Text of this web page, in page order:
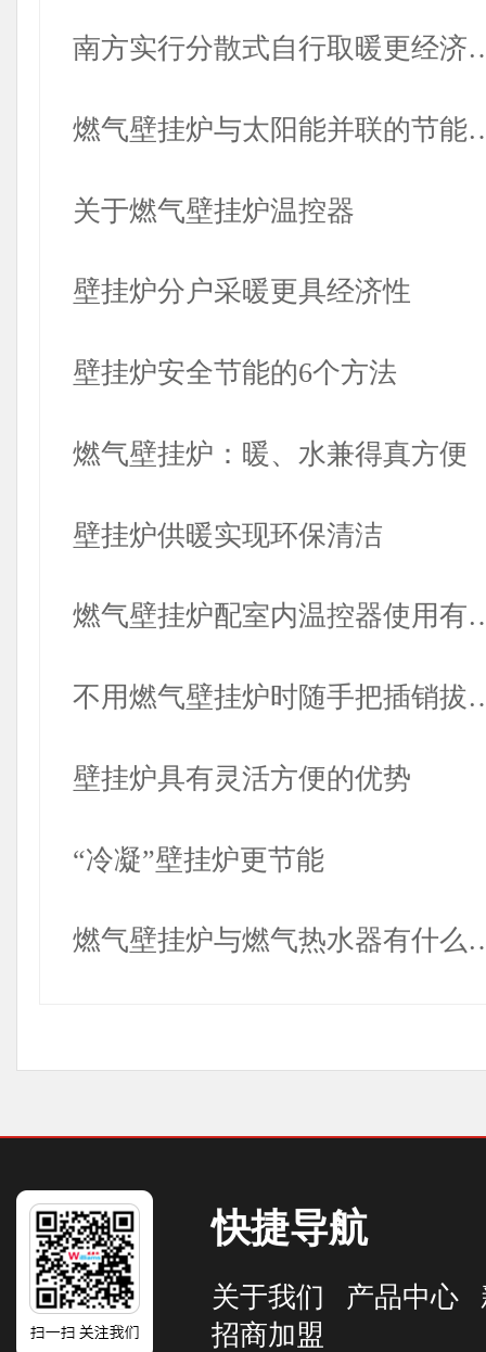
南方实行分散式自行取暖更经济
燃气壁挂炉与太阳能并联的节能
关于燃气壁挂炉温控器
壁挂炉分户采暖更具经济性
壁挂炉安全节能的6个方法
燃气壁挂炉：暖、水兼得真方便
壁挂炉供暖实现环保清洁
燃气壁挂炉配室内温控器使用有
不用燃气壁挂炉时随手把插销拔
壁挂炉具有灵活方便的优势
“冷凝”壁挂炉更节能
燃气壁挂炉与燃气热水器有什么
快捷导航
关于我们 产品中心
招商加盟